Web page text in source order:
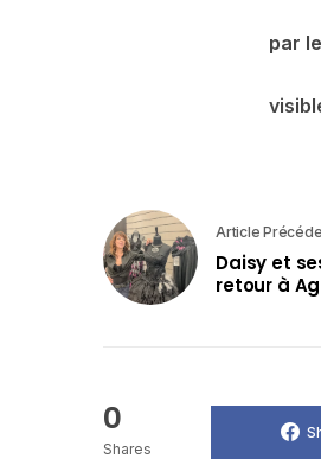
par
Article
Daisy et
retour à
0
Shares